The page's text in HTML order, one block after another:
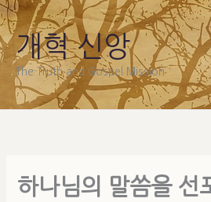
Skip
to
content
개혁 신앙
The Truth and Gospel Mission
하나님의 말씀을 선